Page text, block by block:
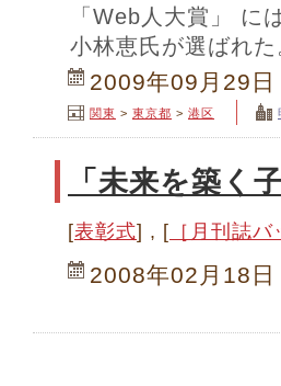
「Web人大賞」 に
小林恵氏が選ばれた
2009年09月29
関東 > 東京都 > 港区
「未来を築く
[表彰式] , [ ［月刊誌バ
2008年02月18日